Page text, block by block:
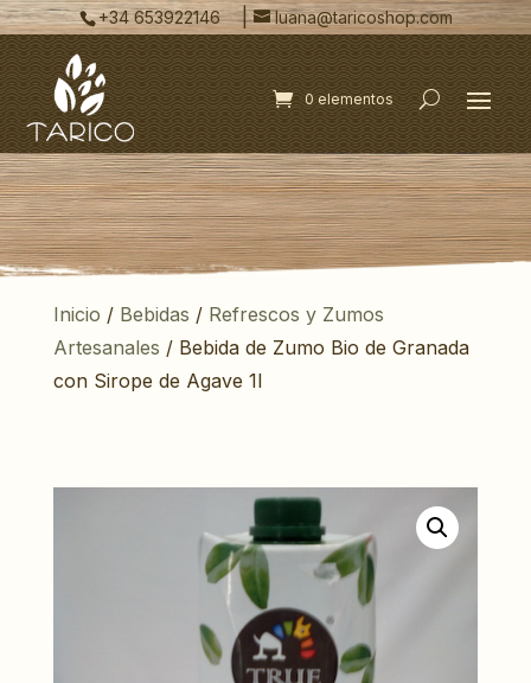
+34 653922146 | luana@taricoshop.com
0 elementos
Inicio / Bebidas / Refrescos y Zumos
Artesanales / Bebida de Zumo Bio de Granada
con Sirope de Agave 1l